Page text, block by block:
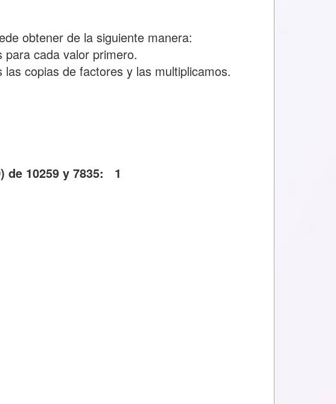
obtener de la siguiente manera:
cada valor primero.
copias de factores y las multiplicamos.
de 10259 y 7835: 1